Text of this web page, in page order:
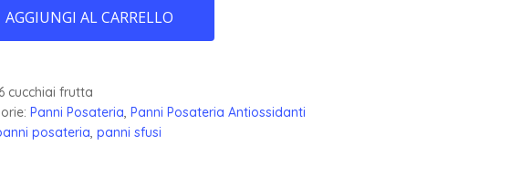
AGGIUNGI AL CARRELLO
6 cucchiai frutta
Panni Posateria, Panni Posateria Antiossidanti
posateria, panni sfusi